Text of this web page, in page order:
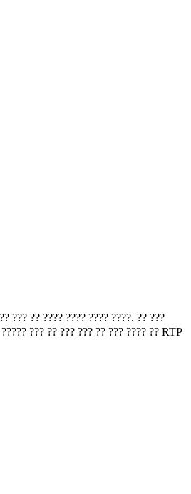
??? ?? ???? ???? ???? ????. ?? ???
??? ?? ??? ??? ?? ??? ???? ?? RTP